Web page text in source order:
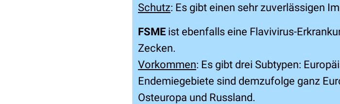
Schutz: Es gibt einen sehr zuverlässigen
FSME ist ebenfalls eine Flavivirus-
Zecken.
Vorkommen: Es gibt drei Subtypen:
Endemiegebiete sind demzufolge ganz
Osteuropa und Russland.